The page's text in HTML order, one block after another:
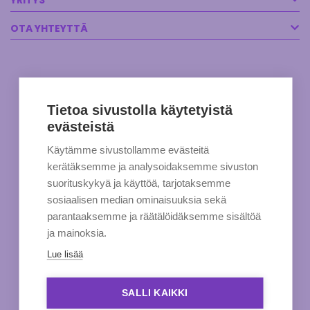
OTA YHTEYTTÄ
Tietoa sivustolla käytetyistä
evästeistä
Käytämme sivustollamme evästeitä
kerätäksemme ja analysoidaksemme sivuston
suorituskykyä ja käyttöä, tarjotaksemme
sosiaalisen median ominaisuuksia sekä
parantaaksemme ja räätälöidäksemme sisältöä
ja mainoksia.
Lue lisää
SALLI KAIKKI